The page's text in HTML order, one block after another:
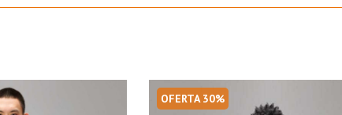
OFERTA 30%